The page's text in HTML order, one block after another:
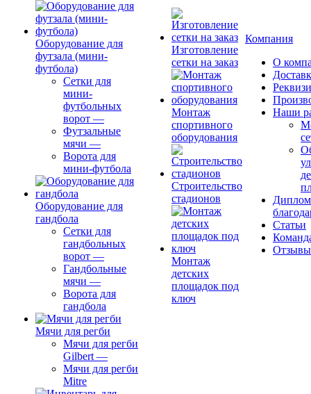
Оборудование для
футзала (мини-
футбола)
Сетки для
мини-
футбольных
ворот —
Футзальные
мячи —
Ворота для
мини-футбола
Оборудование для
гандбола
Сетки для
гандбольных
ворот —
Гандбольные
мячи —
Ворота для
гандбола
Мячи для регби
Мячи для регби
Gilbert —
Мячи для регби
Mitre
Изготовление
сетки на заказ
Монтаж
спортивного
оборудования
Строительство
стадионов
Монтаж
детских
площадок под
ключ
Компания
О
Наши
Статьи
Отзывы